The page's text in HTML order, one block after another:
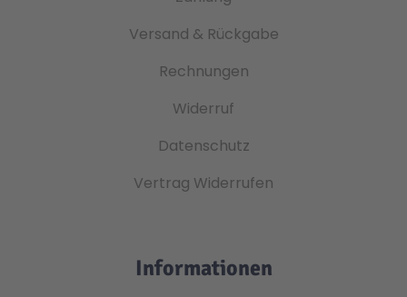
Versand & Rückgabe
Rechnungen
Widerruf
Datenschutz
Vertrag Widerrufen
Informationen